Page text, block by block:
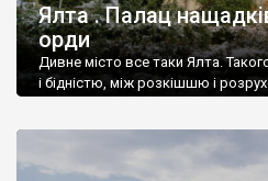
Ялта . Палац
орди
Дивне місто все таки Ялта.
і бідністю, між розкішшю і